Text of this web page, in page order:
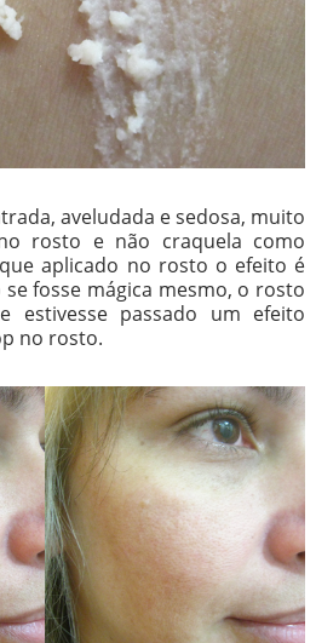
aveludada e sedosa, muito
rosto e não craquela como
aplicado no rosto o efeito é
fosse mágica mesmo, o rosto
estivesse passado um efeito
no rosto.